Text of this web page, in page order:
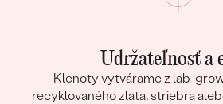
Udržateľnosť a
Klenoty vytvárame z lab-
recyklovaného zlata, striebra